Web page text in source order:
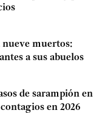
nueve muertos:
a sus abuelos
de sarampión en
en 2026